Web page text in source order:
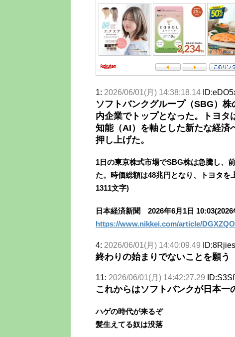
1: 2026/06/01(月) 14:38:18.14
ソフトバンクグループ（SBG）
内企業でトップとなった。トヨ
知能（AI）を軸とした新たな経済
押し上げた。
1日の東京株式市場でSBG株は急騰し、
た。時価総額は48兆円となり、トヨタ
1311文字)
日本経済新聞 2026年6月1日
https://www.nikkei.com/article/
4: 2026/06/01(月) 14:40:09.49
終わりの始まりでないことを願う
11: 2026/06/01(月) 14:42:27.29
これからはソフトバンクが日本一
ハゲの時代が来るぞ
髪生えてる奴は没落